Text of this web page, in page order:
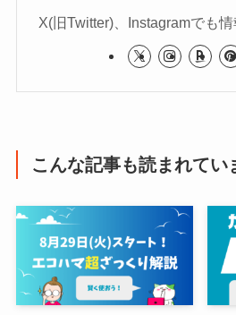
X(旧Twitter)、Instagramでも
こんな記事も読まれてい